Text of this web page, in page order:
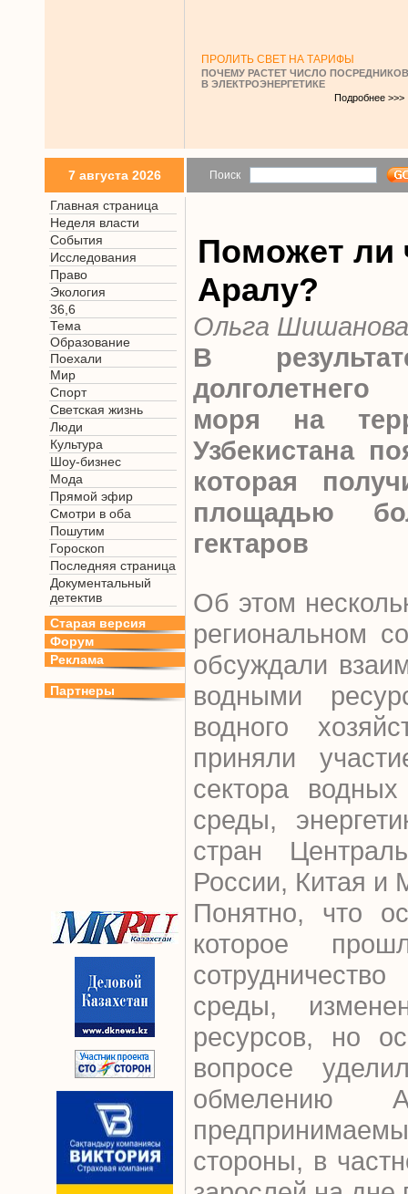
ПРОЛИТЬ СВЕТ НА ТАРИФЫ
ПОЧЕМУ РАСТЕТ ЧИСЛО ПОСРЕДНИКОВ
В ЭЛЕКТРОЭНЕРГЕТИКЕ
Подробнее >>>
7 августа 2026 Поиск
Главная страница
Неделя власти
События
Исследования
Право
Экология
36,6
Тема
Образование
Поехали
Мир
Спорт
Светская жизнь
Люди
Культура
Шоу-бизнес
Мода
Прямой эфир
Смотри в оба
Пошутим
Гороскоп
Последняя страница
Документальный
детектив
Старая версия
Форум
Реклама
Партнеры
Поможет ли
Аралу?
Ольга Шишанова
В
моря на
Узбекистана
которая
площадью
гектаров
Об этом
региональном
обсуждали
водными
водного
приняли
сектора
среды,
стран
России, Китая и
Понятно, что
которое
среды,
ресурсов, но
вопросе
обмелению
стороны, в